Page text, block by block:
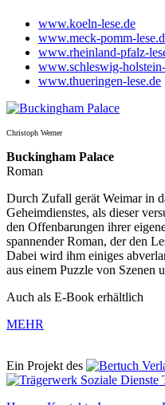
www.koeln-lese.de
www.meck-pomm-
www.rheinland-pfalz-
www.schleswig-
www.thueringen-lese.de
Christoph Werner
Buckingham Palace
Roman
Durch Zufall gerät Weimar in
Geheimdienstes, als dieser
den Offenbarungen ihrer
spannender Roman, der den
Dabei wird ihm einiges
aus einem Puzzle von Szenen
Auch als E-Book erhältlich
MEHR
Ein Projekt des